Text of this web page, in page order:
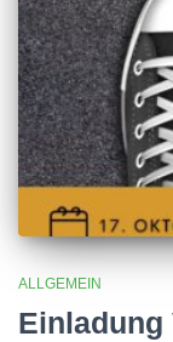
ALLGEMEIN
Einladung